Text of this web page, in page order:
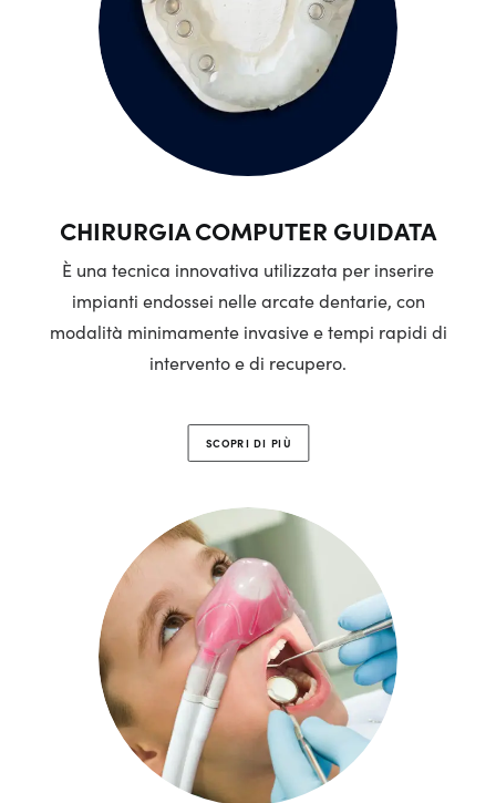
CHIRURGIA COMPUTER GUIDATA
È una tecnica innovativa utilizzata per inserire
impianti endossei nelle arcate dentarie, con
modalità minimamente invasive e tempi rapidi di
intervento e di recupero.
SCOPRI DI PIÙ